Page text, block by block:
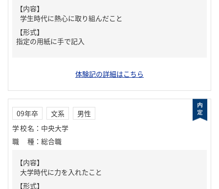
【内容】
学生時代に熱心に取り組んだこと
【形式】
指定の用紙に手で記入
体験記の詳細はこちら
09年卒 文系
男性
学校名 ： 中央大学
職種 ： 総合職
【内容】
大学時代に力を入れたこと
【形式】